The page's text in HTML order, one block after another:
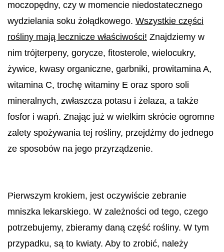
moczopędny, czy w momencie niedostatecznego
wydzielania soku żołądkowego. Wszystkie części
rośliny mają lecznicze właściwości! Znajdziemy w
nim trójterpeny, gorycze, fitosterole, wielocukry,
żywice, kwasy organiczne, garbniki, prowitamina A,
witamina C, trochę witaminy E oraz sporo soli
mineralnych, zwłaszcza potasu i żelaza, a także
fosfor i wapń. Znając już w wielkim skrócie ogromne
zalety spożywania tej rośliny, przejdźmy do jednego
ze sposobów na jego przyrządzenie.
Pierwszym krokiem, jest oczywiście zebranie
mniszka lekarskiego. W zależności od tego, czego
potrzebujemy, zbieramy daną część rośliny. W tym
przypadku, są to kwiaty. Aby to zrobić, należy